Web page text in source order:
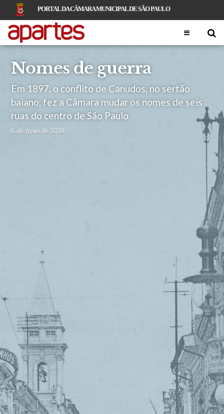
PORTAL DA CÂMARA MUNICIPAL DE SÃO PAULO
Nomes de guerra
Em 1897, o conflito de Canudos, no sertão
baiano, fez a Câmara mudar os nomes de seis
ruas do centro de São Paulo
6 de maio de 2019